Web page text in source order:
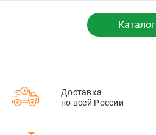
Каталог
Доставка
по всей России